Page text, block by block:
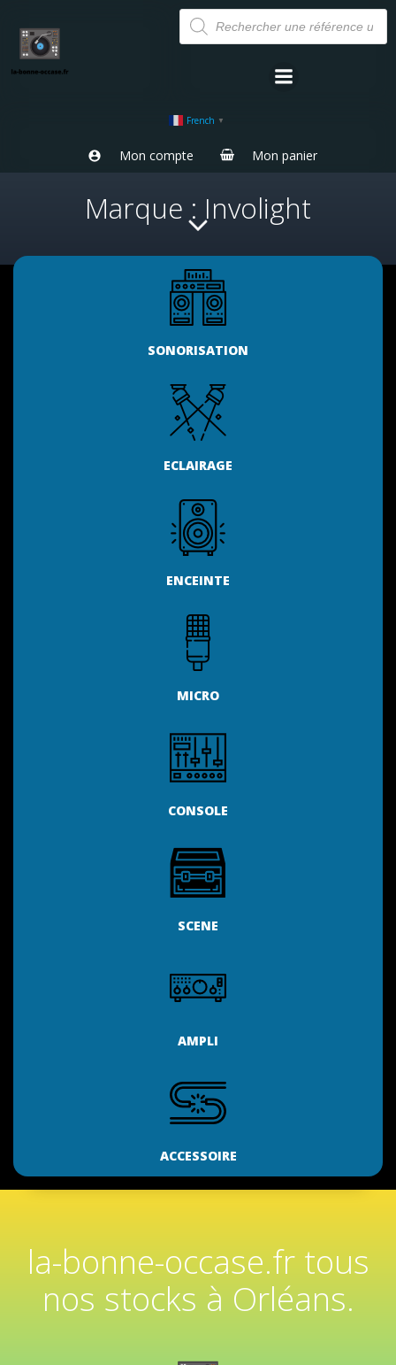
Aller
au
contenu
Recherche
de
produits
French ▼
Mon compte Mon panier
Marque : Involight
SONORISATION
ECLAIRAGE
ENCEINTE
MICRO
CONSOLE
SCENE
AMPLI
ACCESSOIRE
la-bonne-occase.fr tous
nos stocks à Orléans.